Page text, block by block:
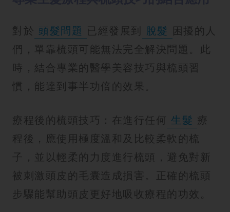
對於 頭髮問題 已經發展到 脫髮 困擾的人
們，單靠梳頭可能無法完全解決問題。此
時，結合專業的醫學美容技巧與梳頭習
慣，能達到事半功倍的效果。
療程後的梳頭技巧：在進行任何 生髮 療
程後，應使用極度溫和及比較柔軟的梳
子，並以輕柔的力度進行梳頭，避免對新
被刺激頭皮的毛囊造成損害。正確的梳頭
步驟能幫助頭皮更好地吸收療程的功效。